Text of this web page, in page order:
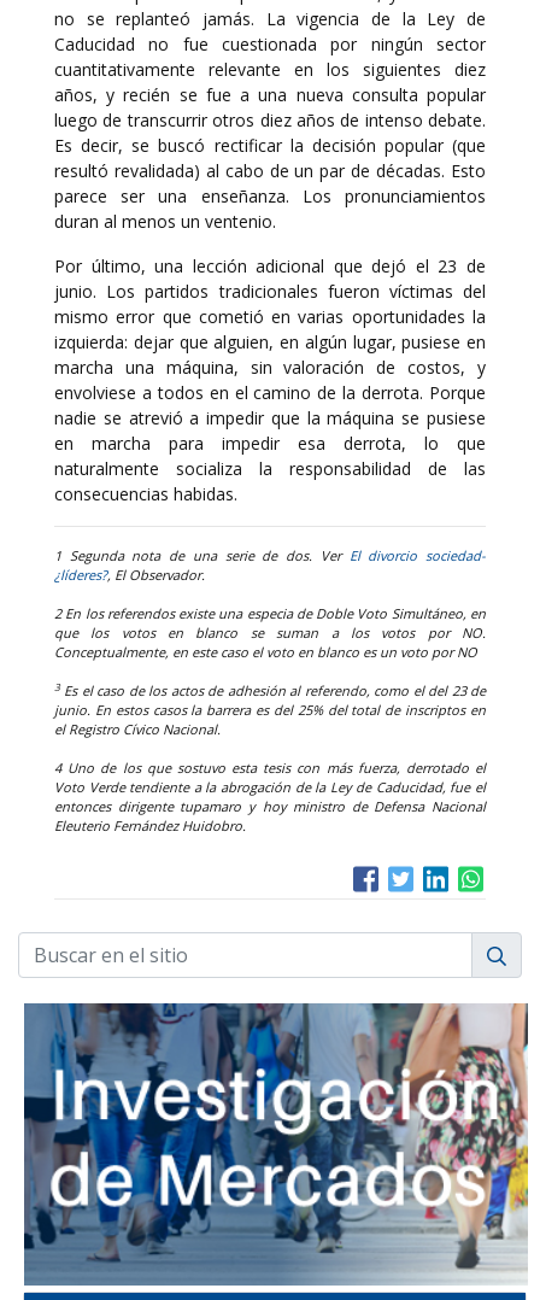
no se replanteó jamás. La vigencia de la Ley de
Caducidad no fue cuestionada por ningún sector
cuantitativamente relevante en los siguientes diez
años, y recién se fue a una nueva consulta popular
luego de transcurrir otros diez años de intenso debate.
Es decir, se buscó rectificar la decisión popular (que
resultó revalidada) al cabo de un par de décadas. Esto
parece ser una enseñanza. Los pronunciamientos
duran al menos un ventenio.
Por último, una lección adicional que dejó el 23 de
junio. Los partidos tradicionales fueron víctimas del
mismo error que cometió en varias oportunidades la
izquierda: dejar que alguien, en algún lugar, pusiese en
marcha una máquina, sin valoración de costos, y
envolviese a todos en el camino de la derrota. Porque
nadie se atrevió a impedir que la máquina se pusiese
en marcha para impedir esa derrota, lo que
naturalmente socializa la responsabilidad de las
consecuencias habidas.
1 Segunda nota de una serie de dos. Ver El divorcio sociedad-
¿líderes?, El Observador.
2 En los referendos existe una especia de Doble Voto Simultáneo, en
que los votos en blanco se suman a los votos por NO.
Conceptualmente, en este caso el voto en blanco es un voto por NO
3Es el caso de los actos de adhesión al referendo, como el del 23 de
junio. En estos casos la barrera es del 25% del total de inscriptos en
el Registro Cívico Nacional.
4 Uno de los que sostuvo esta tesis con más fuerza, derrotado el
Voto Verde tendiente a la abrogación de la Ley de Caducidad, fue el
entonces dirigente tupamaro y hoy ministro de Defensa Nacional
Eleuterio Fernández Huidobro.